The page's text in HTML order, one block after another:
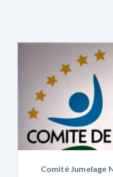
Comité Jumelage